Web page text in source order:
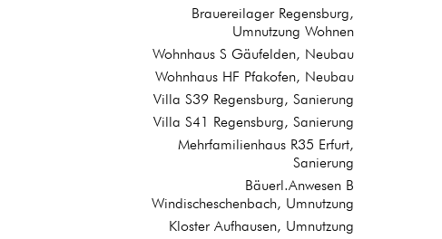
Brauereilager Regensburg,
Umnutzung Wohnen
Wohnhaus S Gäufelden, Neubau
Wohnhaus HF Pfakofen, Neubau
Villa S39 Regensburg, Sanierung
Villa S41 Regensburg, Sanierung
Mehrfamilienhaus R35 Erfurt,
Sanierung
Bäuerl.Anwesen B
Windischeschenbach, Umnutzung
Kloster Aufhausen, Umnutzung